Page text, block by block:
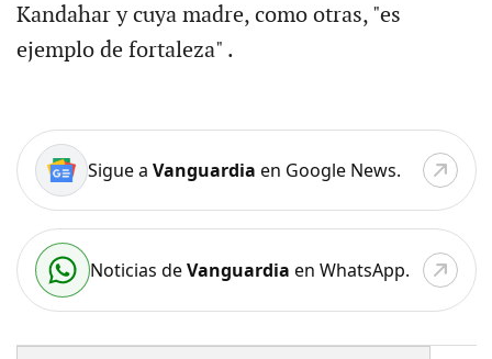
Kandahar y cuya madre, como otras, "es
ejemplo de fortaleza" .
Sigue a Vanguardia en Google News.
Noticias deVanguardia en WhatsApp.